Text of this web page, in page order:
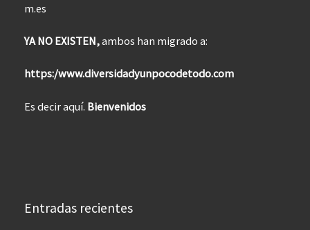
m.es
YA NO EXISTEN,ambos han migrado a:
https:/www.diversidadyunpocodetodo.com
Es decir aquí. Bienvenidos
Entradas recientes